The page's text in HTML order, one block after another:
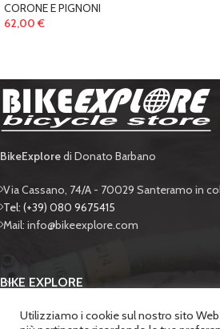
CORONE E PIGNONI
62,00 €
BikeExploredi Donato Barbano
Via Cassano, 74/A - 70029 Santeramo in
Tel: (+39) 080 9675415
Mail: info@bikeexplore.com
BIKE EXPLORE
SUPPORTO
Utilizziamo i cookie sul nostro sito